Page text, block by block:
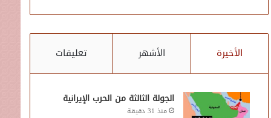
الأخيرة الأشهر تعليقات
الجولة الثالثة من الحرب الإيرانية
منذ 31 دقيقة